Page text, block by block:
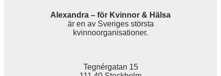
Alexandra – för Kvinnor & Hälsa
är en av Sveriges största
kvinnoorganisationer.
Tegnérgatan 15